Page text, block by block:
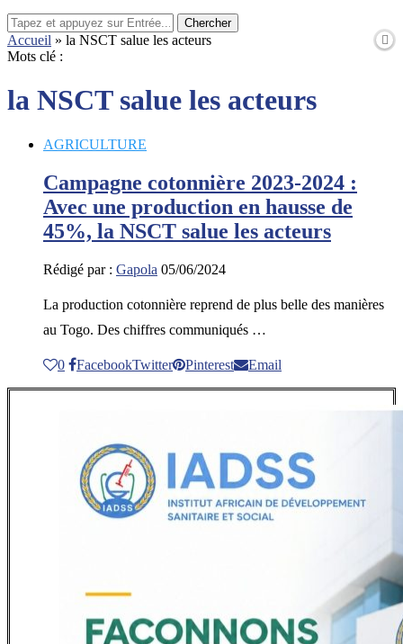
Chercher
Accueil » la NSCT salue les acteurs
Mots clé :
la NSCT salue les acteurs
AGRICULTURE
Campagne cotonnière 2023-2024 :
Avec une production en hausse de
45%, la NSCT salue les acteurs
Rédigé par : Gapola 05/06/2024
La production cotonnière reprend de plus belle des manières
au Togo. Des chiffres communiqués …
0 FacebookTwitter Pinterest Email